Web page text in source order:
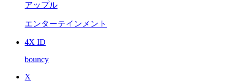
アップル
エンターテインメント
4X ID
bouncy
X